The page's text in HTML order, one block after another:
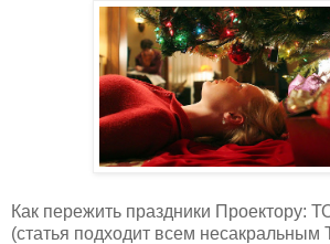
Как пережить праздники
(статья подходит всем несакральным